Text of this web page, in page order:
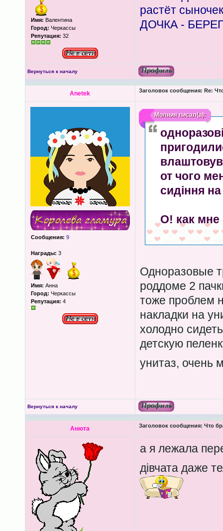
Имя: Валентина
Город: Черкассы
Репутация: 32
растёт
ДОЧКА -
Вернуться к началу
Anetek Заголовок сообщения: Re:
Сообщения: 9
Награды: 3
Имя: Анна
Город: Черкассы
Репутация: 4
Молнияписал(а):
от чого
сидіння
О! как мне
Одноразовые
роддоме 2
тоже проблем
накладки на
холодно
детскую
унитаз, очень
Вернуться к началу
Анюта Заголовок сообщения: Что
а я лежала
дівчата даже